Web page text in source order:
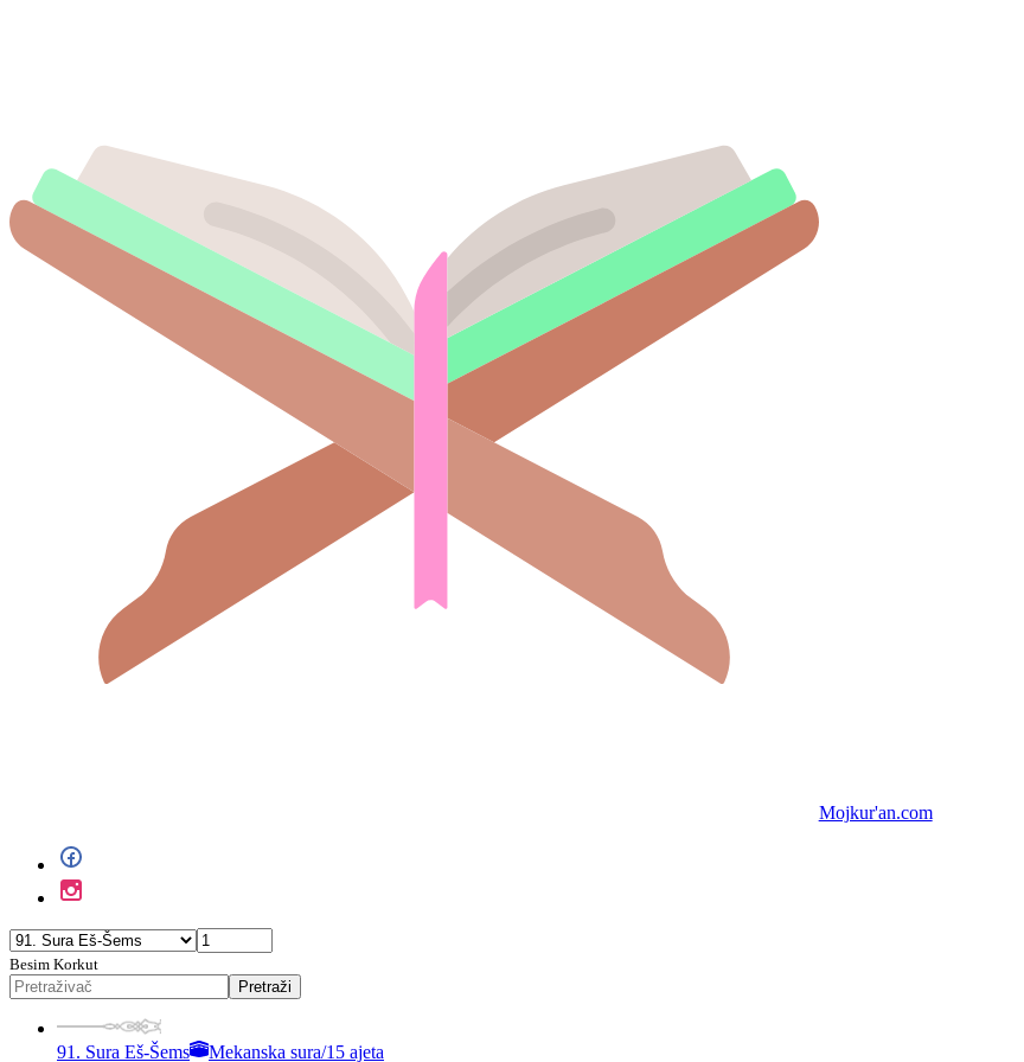
Mojkur'an.com
Besim Korkut
Pretraži
91. Sura Eš-Šems Mekanska sura/15 ajeta